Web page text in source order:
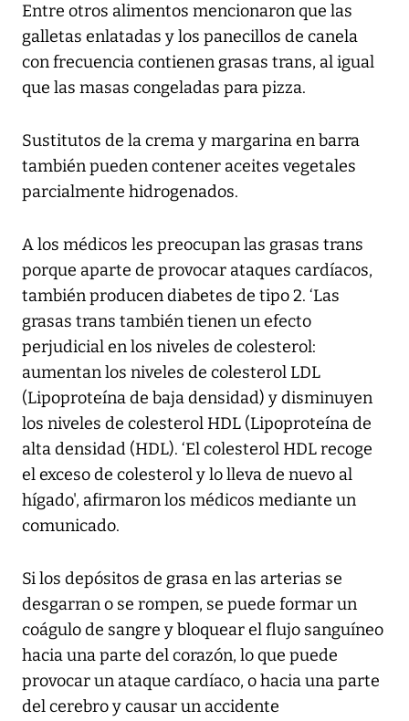
Entre otros alimentos mencionaron que las
galletas enlatadas y los panecillos de canela
con frecuencia contienen grasas trans, al igual
que las masas congeladas para pizza.
Sustitutos de la crema y margarina en barra
también pueden contener aceites vegetales
parcialmente hidrogenados.
A los médicos les preocupan las grasas trans
porque aparte de provocar ataques cardíacos,
también producen diabetes de tipo 2. ‘Las
grasas trans también tienen un efecto
perjudicial en los niveles de colesterol:
aumentan los niveles de colesterol LDL
(Lipoproteína de baja densidad) y disminuyen
los niveles de colesterol HDL (Lipoproteína de
alta densidad (HDL). ‘El colesterol HDL recoge
el exceso de colesterol y lo lleva de nuevo al
hígado', afirmaron los médicos mediante un
comunicado.
Si los depósitos de grasa en las arterias se
desgarran o se rompen, se puede formar un
coágulo de sangre y bloquear el flujo sanguíneo
hacia una parte del corazón, lo que puede
provocar un ataque cardíaco, o hacia una parte
del cerebro y causar un accidente